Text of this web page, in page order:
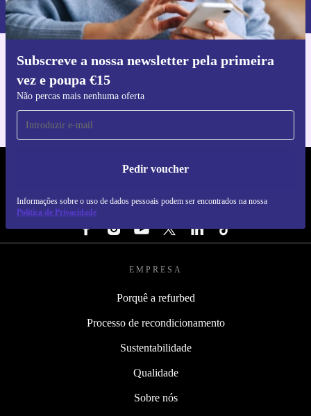
Subscreve a nossa newsletter pela primeira
vez e poupa €15
Não percas mais nenhuma oferta
Pedir voucher
Informações sobre o uso de dados pessoais podem ser encontrados na nossa
Política de Privacidade
nossa
Política de Privacidade.
Faz o download da app refurbed
Para iOS e Android
REFURBED PORTUGAL - RETHINK NEW.
SEGUE-NOS
EMPRESA
Porquê a refurbed
Processo de recondicionamento
Sustentabilidade
Qualidade
Sobre nós